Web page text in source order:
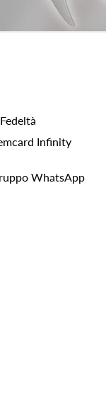
Infinity
WhatsApp